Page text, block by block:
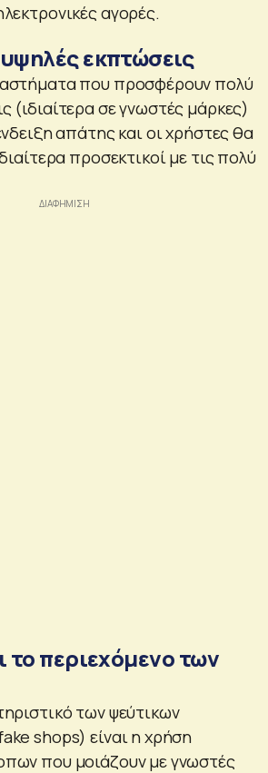
αγορές.
εκπτώσεις
που προσφέρουν πολύ
(ιδιαίτερα σε γνωστές μάρκες)
απάτης και οι χρήστες θα
προσεκτικοί με τις πολύ
το περιεχόμενο των
των ψεύτικων
shops) είναι η χρήση
που μοιάζουν με γνωστές